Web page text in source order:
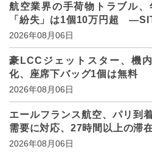
航空業界の手荷物トラブル、
「紛失」は1個10万円超
2026年08月06日
豪LCCジェットスター、機
化、座席下バッグ1個は無料
2026年08月06日
エールフランス航空、パリ到
需要に対応、27時間以上の滞
2026年08月06日